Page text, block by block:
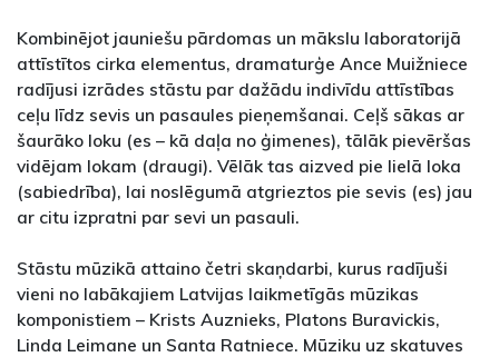
Kombinējot jauniešu pārdomas un mākslu laboratorijā
attīstītos cirka elementus, dramaturģe Ance Muižniece
radījusi izrādes stāstu par dažādu indivīdu attīstības
ceļu līdz sevis un pasaules pieņemšanai. Ceļš sākas ar
šaurāko loku (es – kā daļa no ģimenes), tālāk pievēršas
vidējam lokam (draugi). Vēlāk tas aizved pie lielā loka
(sabiedrība), lai noslēgumā atgrieztos pie sevis (es) jau
ar citu izpratni par sevi un pasauli.
Stāstu mūzikā attaino četri skaņdarbi, kurus radījuši
vieni no labākajiem Latvijas laikmetīgās mūzikas
komponistiem – Krists Auznieks, Platons Buravickis,
Linda Leimane un Santa Ratniece. Mūziku uz skatuves